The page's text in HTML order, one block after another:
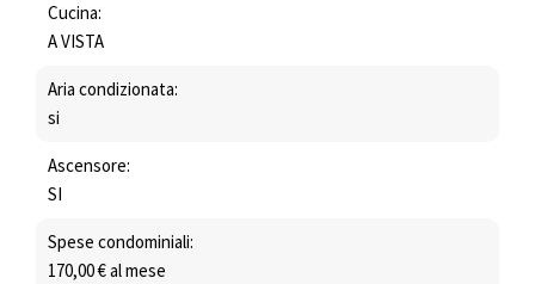
Cucina:
A VISTA
Aria condizionata:
si
Ascensore:
SI
Spese condominiali:
170,00 € al mese